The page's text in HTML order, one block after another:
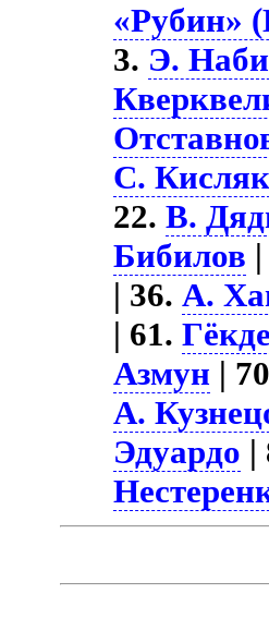
«Рубин»
3. Э.
С. Кисляк
22.В.
Бибилов
| 36.А.
| 61.
Азмун |
А.
Эдуардо |